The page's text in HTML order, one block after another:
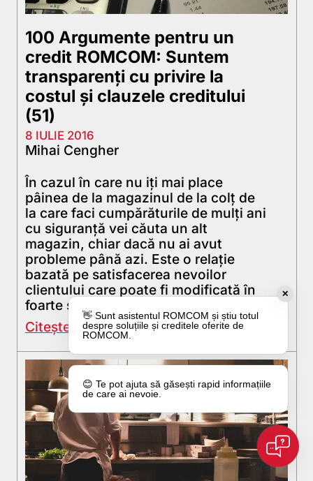
100 Argumente pentru un
credit ROMCOM: Suntem
transparenți cu privire la
costul și clauzele creditului
(51)
8 IULIE 2016
Mihai Cengher
În cazul în care nu iți mai place
pâinea de la magazinul de la colț de
la care faci cumpărăturile de mulți ani
cu siguranță vei căuta un alt
magazin, chiar dacă nu ai avut
probleme până azi. Este o relație
bazată pe satisfacerea nevoilor
clientului care poate fi modificată în
foarte scurt timp din […]
Citește mai departe
✕
👋 Sunt asistentul ROMCOM și știu totul
despre soluțiile și creditele oferite de
ROMCOM.
😊 Te pot ajuta să găsești rapid informațiile
de care ai nevoie.